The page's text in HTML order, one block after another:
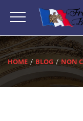
HOME BLOG NON